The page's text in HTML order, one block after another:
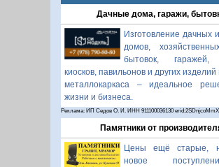
Дачные дома, гаражи,
Изготовление дачных
домов,
бытовок, гаражей,
киосков, павильонов и других изделий
металлокаркаса – идеальное
жизни и бизнеса.
Реклама: ИП Седов О. И. ИНН 911100036130
Памятники от
Цены ещё старые,
новое